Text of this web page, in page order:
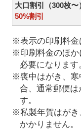
大口割引（300枚〜
50%割引
※表示の印刷料金
※印刷料金のほか
必要になります
※喪中はがき、寒
合、通常郵便は
す。
※私製年賀はがき
かかりません。